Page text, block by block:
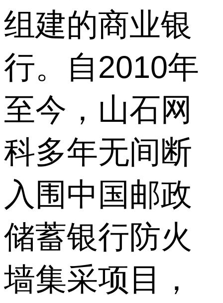
组建的商业银
行。自2010年
至今，山石网
科多年无间断
入围中国邮政
储蓄银行防火
墙集采项目，